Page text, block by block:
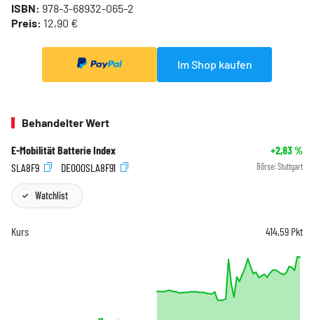
ISBN: 978-3-68932-065-2
Preis: 12,90 €
Im Shop kaufen
Behandelter Wert
E-Mobilität Batterie Index +2,83%
SLA8F9
DE000SLA8F91 Börse: Stuttgart
Watchlist
Kurs 414,59 Pkt